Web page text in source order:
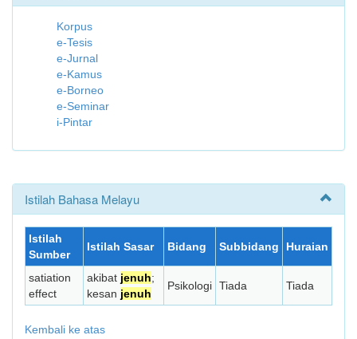
Korpus
e-Tesis
e-Jurnal
e-Kamus
e-Borneo
e-Seminar
i-Pintar
Istilah Bahasa Melayu
Istilah
Sumber
Istilah Sasar Bidang Subbidang Huraian
satiation
effect
akibat jenuh;
kesan jenuh
Psikologi Tiada Tiada
Kembali ke atas